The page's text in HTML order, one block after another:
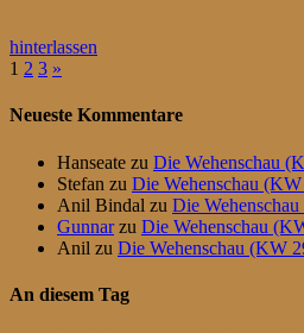
hinterlassen
Seitennummerierung
der
1 2 3 Nächste
»
Neueste Kommentare
Hanseate zu Die Wehenschau
Stefan zu Die Wehenschau
Anil Bindal zu Die
Gunnarzu Die Wehenschau
Anil zu Die Wehenschau (KW
An diesem Tag